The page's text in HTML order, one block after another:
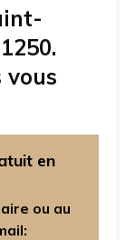
vous
en
ou au